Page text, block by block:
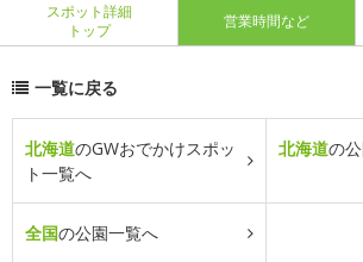
スポット詳細
トップ
営業時間など
一覧に戻る
北海道のGWおでかけスポッ
ト一覧へ
北海道の
全国の公園一覧へ